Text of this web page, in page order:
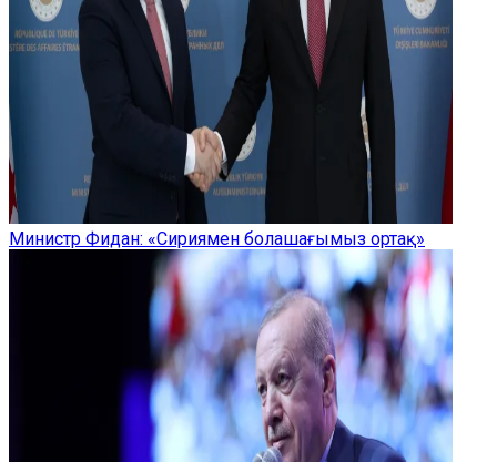
Министр Фидан: «Сириямен болашағымыз ортақ»